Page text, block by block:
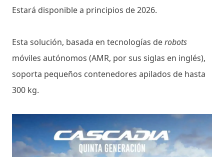
Estará disponible a principios de 2026.
Esta solución, basada en tecnologías derobots
móviles autónomos (AMR, por sus siglas en inglés),
soporta pequeños contenedores apilados de hasta
300 kg.